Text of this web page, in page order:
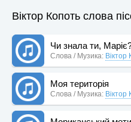
Віктор Копоть слова
Чи знала ти,
Слова / Музика: Віктор
Моя територія
Слова / Музика: Віктор